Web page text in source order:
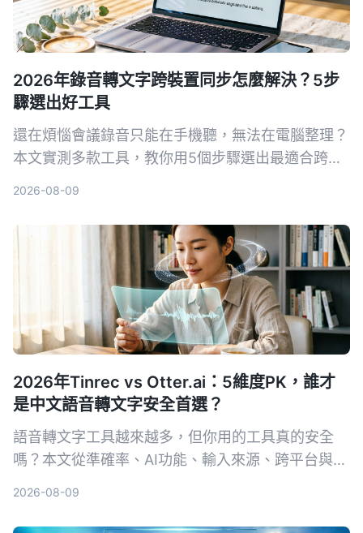
2026年錄音轉文字跨裝置同步怎麼解決？5步
驟選出好工具
還在煩惱會議錄音只能在手機聽，無法在電腦整理？
本文實測多款工具，教你用5個步驟選出最適合跨裝
2026-08-09
2026年Tinrec vs Otter.ai：5維度PK，誰才
是中文語音轉文字安全首選？
語音轉文字工具越來越多，但你用的工具真的安全
嗎？本文從準確率、AI功能、輸入來源、跨平台與數
選出最適合且可靠的工具。
2026-08-09